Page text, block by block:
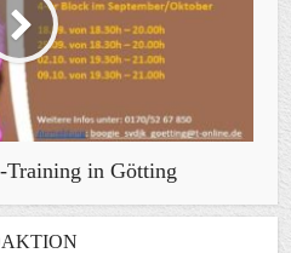
Training in Götting